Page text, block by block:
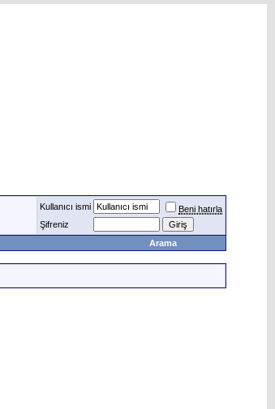
Kullanıcı ismi
Beni hatırla
Şifreniz
Arama